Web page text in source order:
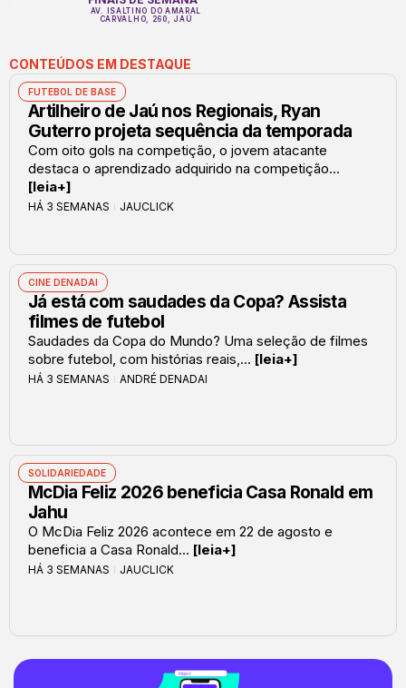
AV. ISALTINO DO AMARAL
CARVALHO, 260, JAÚ
CONTEÚDOS EM DESTAQUE
FUTEBOL DE BASE
Artilheiro de Jaú nos Regionais, Ryan
Guterro projeta sequência da temporada
Com oito gols na competição, o jovem atacante
destaca o aprendizado adquirido na competição...
[leia+]
HÁ 3 SEMANAS JAUCLICK
CINE DENADAI
Já está com saudades da Copa? Assista
filmes de futebol
Saudades da Copa do Mundo? Uma seleção de filmes
sobre futebol, com histórias reais,... [leia+]
HÁ 3 SEMANAS ANDRÉ DENADAI
SOLIDARIEDADE
McDia Feliz 2026 beneficia Casa Ronald em
Jahu
O McDia Feliz 2026 acontece em 22 de agosto e
beneficia a Casa Ronald... [leia+]
HÁ 3 SEMANAS JAUCLICK